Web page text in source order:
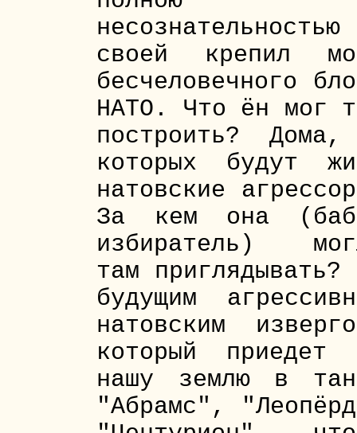
несознательностью
своей крепил
бесчеловечного
НАТО. Что ён мог
построить?
которых будут
натовские
За кем она
избиратель)
там приглядывать?
будущим
натовским
который приедет
нашу землю в
"Абрамс",